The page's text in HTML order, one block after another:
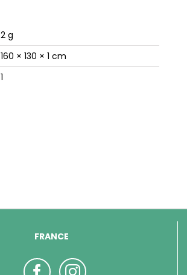
2 g
160 × 130 × 1 cm
1
FRANCE